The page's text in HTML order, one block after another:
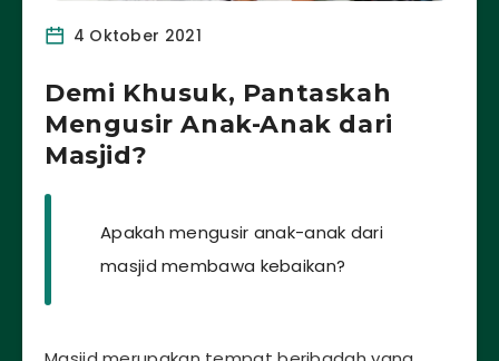
4 Oktober 2021
Demi Khusuk, Pantaskah
Mengusir Anak-Anak dari
Masjid?
Apakah mengusir anak-anak dari
masjid membawa kebaikan?